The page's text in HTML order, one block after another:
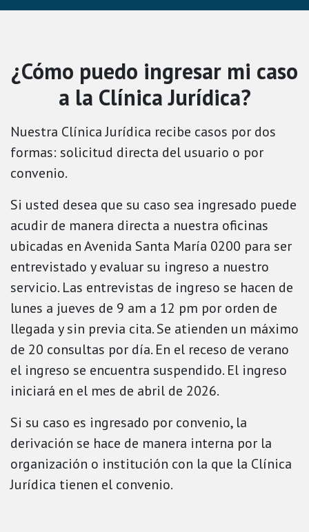
¿Cómo puedo ingresar mi caso
a la Clínica Jurídica?
Nuestra Clínica Jurídica recibe casos por dos
formas: solicitud directa del usuario o por
convenio.
Si usted desea que su caso sea ingresado puede
acudir de manera directa a nuestra oficinas
ubicadas en Avenida Santa María 0200 para ser
entrevistado y evaluar su ingreso a nuestro
servicio. Las entrevistas de ingreso se hacen de
lunes a jueves de 9 am a 12 pm por orden de
llegada y sin previa cita. Se atienden un máximo
de 20 consultas por día. En el receso de verano
el ingreso se encuentra suspendido. El ingreso
iniciará en el mes de abril de 2026.
Si su caso es ingresado por convenio, la
derivación se hace de manera interna por la
organización o institución con la que la Clínica
Jurídica tienen el convenio.